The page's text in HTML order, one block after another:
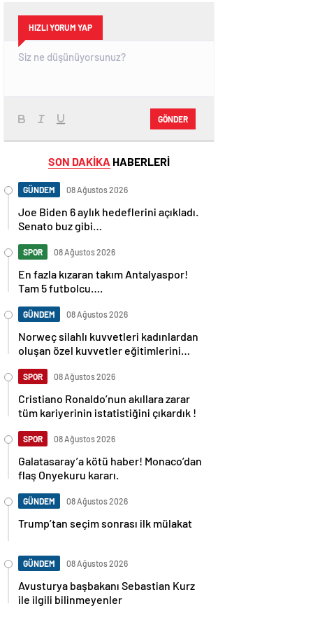
HIZLI YORUM YAP
GÖNDER
SON DAKİKA HABERLERİ
GÜNDEM 08 Ağustos 2026
Joe Biden 6 aylık hedeflerini açıkladı.
Senato buz gibi…
SPOR 08 Ağustos 2026
En fazla kızaran takım Antalyaspor!
Tam 5 futbolcu….
GÜNDEM 08 Ağustos 2026
Norweç silahlı kuvvetleri kadınlardan
oluşan özel kuvvetler eğitimlerini
SPOR 08 Ağustos 2026
Cristiano Ronaldo’nun akıllara zarar
tüm kariyerinin istatistiğini çıkardık !
SPOR 08 Ağustos 2026
Galatasaray’a kötü haber! Monaco’dan
flaş Onyekuru kararı.
GÜNDEM 08 Ağustos 2026
Trump’tan seçim sonrası ilk mülakat
GÜNDEM 08 Ağustos 2026
Avusturya başbakanı Sebastian Kurz
ile ilgili bilinmeyenler